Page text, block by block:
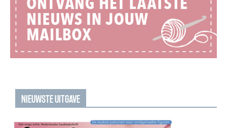
NIEUWSTE UITGAVE